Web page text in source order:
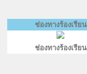
ช่องทางร้องเรียน
ช่องทางร้องเรียน